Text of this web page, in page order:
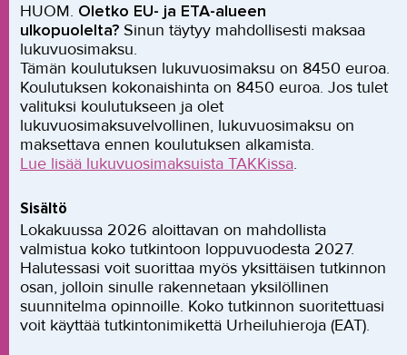
HUOM. Oletko EU- ja ETA-alueen
ulkopuolelta? Sinun täytyy mahdollisesti maksaa
lukuvuosimaksu.
Tämän koulutuksen lukuvuosimaksu on 8450 euroa.
Koulutuksen kokonaishinta on 8450 euroa. Jos tulet
valituksi koulutukseen ja olet
lukuvuosimaksuvelvollinen, lukuvuosimaksu on
maksettava ennen koulutuksen alkamista.
Lue lisää lukuvuosimaksuista TAKKissa.
Sisältö
Lokakuussa 2026 aloittavan on mahdollista
valmistua koko tutkintoon loppuvuodesta 2027.
Halutessasi voit suorittaa myös yksittäisen tutkinnon
osan, jolloin sinulle rakennetaan yksilöllinen
suunnitelma opinnoille. Koko tutkinnon suoritettuasi
voit käyttää tutkintonimikettä Urheiluhieroja (EAT).